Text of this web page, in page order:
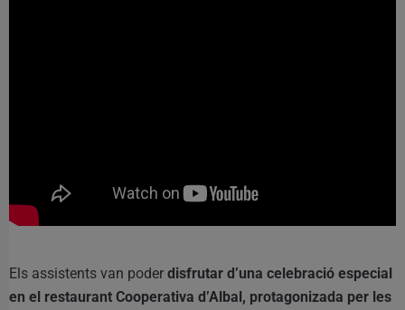
Els assistents van poder disfrutar d’una celebració especial
en el restaurant Cooperativa d’Albal, protagonizada per les